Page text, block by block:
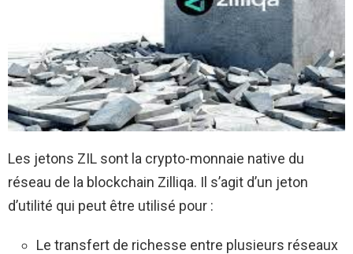
Les jetons ZIL sont la crypto-monnaie native du
réseau de la blockchain Zilliqa. Il s’agit d’un jeton
d’utilité qui peut être utilisé pour :
Le transfert de richesse entre plusieurs réseaux